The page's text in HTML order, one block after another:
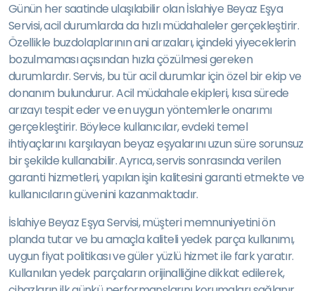
Günün her saatinde ulaşılabilir olan İslahiye Beyaz Eşya
Servisi, acil durumlarda da hızlı müdahaleler gerçekleştirir.
Özellikle buzdolaplarının ani arızaları, içindeki yiyeceklerin
bozulmaması açısından hızla çözülmesi gereken
durumlardır. Servis, bu tür acil durumlar için özel bir ekip ve
donanım bulundurur. Acil müdahale ekipleri, kısa sürede
arızayı tespit eder ve en uygun yöntemlerle onarımı
gerçekleştirir. Böylece kullanıcılar, evdeki temel
ihtiyaçlarını karşılayan beyaz eşyalarını uzun süre sorunsuz
bir şekilde kullanabilir. Ayrıca, servis sonrasında verilen
garanti hizmetleri, yapılan işin kalitesini garanti etmekte ve
kullanıcıların güvenini kazanmaktadır.
İslahiye Beyaz Eşya Servisi, müşteri memnuniyetini ön
planda tutar ve bu amaçla kaliteli yedek parça kullanımı,
uygun fiyat politikası ve güler yüzlü hizmet ile fark yaratır.
Kullanılan yedek parçaların orijinalliğine dikkat edilerek,